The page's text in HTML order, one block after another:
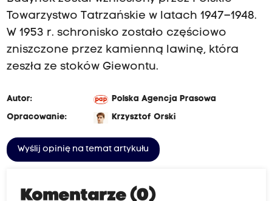
Towarzystwo Tatrzańskie w latach 1947–1948.
W 1953 r. schronisko zostało częściowo
zniszczone przez kamienną lawinę, która
zeszła ze stoków Giewontu.
Autor:
Polska Agencja Prasowa
Opracowanie:
Krzysztof Orski
Wyślij opinię na temat artykułu
Komentarze (0)